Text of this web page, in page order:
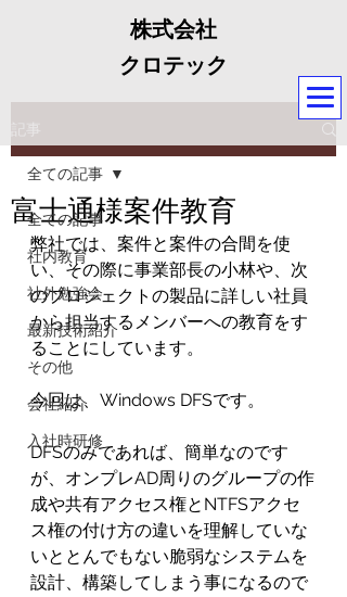
株式会社
クロテック
記事
全ての記事
社内教育
社外勉強会
最新技術紹介
その他
会社紹介
入社時研修
全ての記事
富士通様案件教育
弊社では、案件と案件の合間を使
い、その際に事業部長の小林や、次
のプロジェクトの製品に詳しい社員
から担当するメンバーへの教育をす
ることにしています。
今回は、Windows DFSです。
DFSのみであれば、簡単なのです
が、オンプレAD周りのグループの作
成や共有アクセス権とNTFSアクセ
ス権の付け方の違いを理解していな
いととんでもない脆弱なシステムを
設計、構築してしまう事になるので